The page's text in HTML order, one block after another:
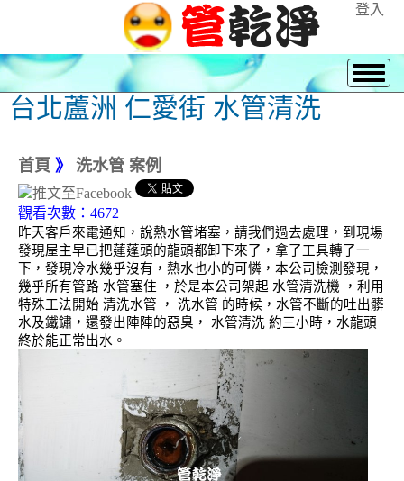
登入
台北蘆洲 仁愛街 水管清洗
首頁 》 洗水管 案例
觀看次數：4672
昨天客戶來電通知，說熱水管堵塞，請我們過去處理，到現場
發現屋主早已把蓮蓬頭的龍頭都卸下來了，拿了工具轉了一
下，發現冷水幾乎沒有，熱水也小的可憐，本公司檢測發現，
幾乎所有管路 水管塞住 ，於是本公司架起 水管清洗機 ，利用
特殊工法開始 清洗水管 ， 洗水管 的時候，水管不斷的吐出髒
水及鐵鏽，還發出陣陣的惡臭， 水管清洗 約三小時，水龍頭
終於能正常出水。